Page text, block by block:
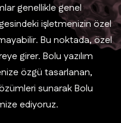
genellikle genel
işletmenizin özel
Bu noktada, özel
girer. Bolu yazılım
özgü tasarlanan,
sunarak Bolu
ediyoruz.